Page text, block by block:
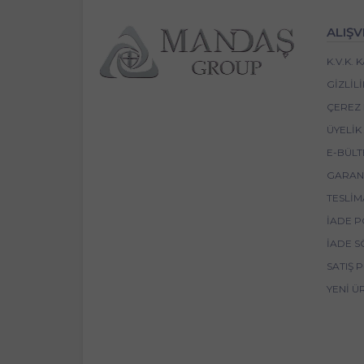
K.V.K.
ÇEREZ
E-
İADE
İADE
SATIŞ
YENI